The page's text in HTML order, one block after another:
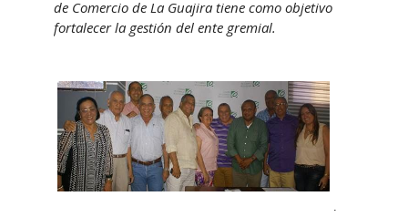
de Comercio de La Guajira tiene como objetivo
fortalecer la gestión del ente gremial.
.